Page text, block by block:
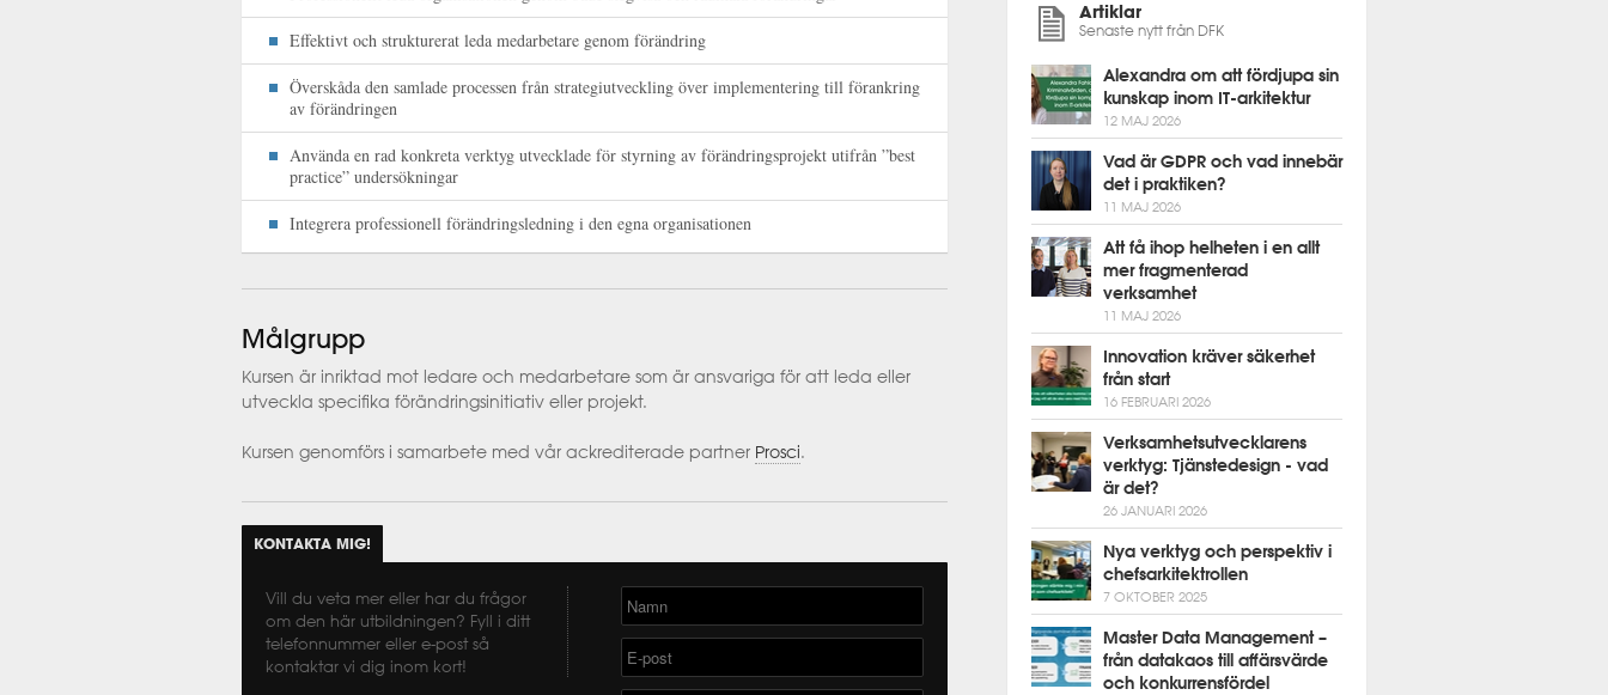
Effektivt och strukturerat leda medarbetare genom förändring
Överskåda den samlade processen från strategiutveckling över implementering till förankring
av förändringen
Använda en rad konkreta verktyg utvecklade för styrning av förändringsprojekt utifrån ”best
practice” undersökningar
Integrera professionell förändringsledning i den egna organisationen
Målgrupp
Kursen är inriktad mot ledare och medarbetare som är ansvariga för att leda eller
utveckla specifika förändringsinitiativ eller projekt.
Kursen genomförs i samarbete med vår ackrediterade partner Prosci.
KONTAKTA MIG!
Vill du veta mer eller har du frågor
om den här utbildningen? Fyll i ditt
telefonnummer eller e-post så
kontaktar vi dig inom kort!
Artiklar
Senaste nytt från DFK
Alexandra om att fördjupa sin
kunskap inom IT-arkitektur
12 MAJ 2026
Vad är GDPR och vad innebär
det i praktiken?
11 MAJ 2026
Att få ihop helheten i en allt
mer fragmenterad
verksamhet
11 MAJ 2026
Innovation kräver säkerhet
från start
16 FEBRUARI 2026
Verksamhetsutvecklarens
verktyg: Tjänstedesign - vad
är det?
26 JANUARI 2026
Nya verktyg och perspektiv i
chefsarkitektrollen
7 OKTOBER 2025
Master Data Management –
från datakaos till affärsvärde
och konkurrensfördel